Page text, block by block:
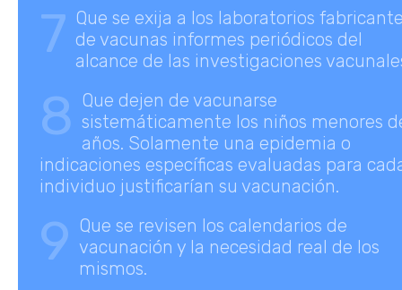
7 Que se exija a los laboratorios
de vacunas informes periódicos del
alcance de las investigaciones
8 Que dejen de vacunarse
sistemáticamente los niños menores
años. Solamente una epidemia o
indicaciones específicas evaluadas para
individuo justificarían su vacunación.
9 Que se revisen los calendarios de
vacunación y la necesidad real de los
mismos.